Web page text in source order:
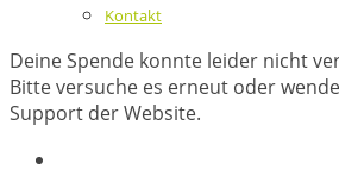
Kontakt
Deine Spende konnte leider nicht
Bitte versuche es erneut oder
Support der Website.